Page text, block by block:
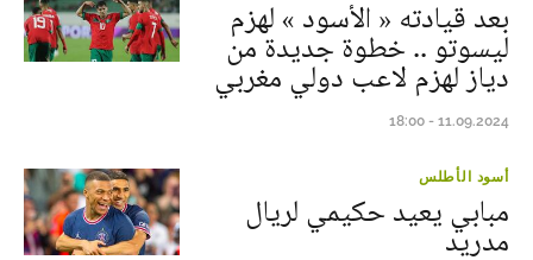
بعد قيادته « الأسود » لهزم
ليسوتو .. خطوة جديدة من
دياز لهزم لاعب دولي مغربي
11.09.2024 - 18:00
أسود الأطلس
مبابي يعيد حكيمي لريال
مدريد